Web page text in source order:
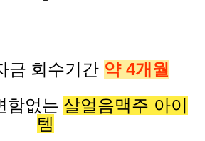
금 회수기간 약 4개월
함없는 살얼음맥주 아이
템